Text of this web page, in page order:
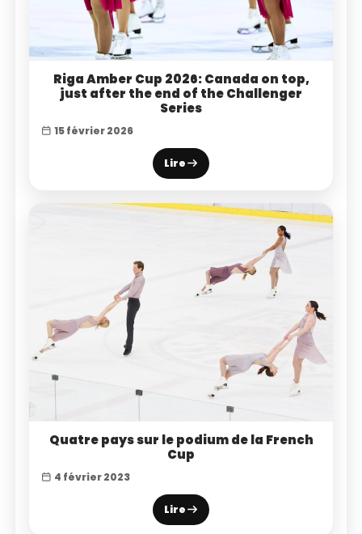
Riga Amber Cup 2026: Canada on top,
just after the end of the Challenger
Series
15 février 2026
Lire
Quatre pays sur le podium de la French
Cup
4 février 2023
Lire